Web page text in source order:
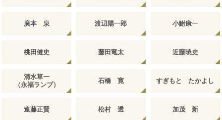
廣本 泉 渡辺陽一郎 小鮒康一
桃田健史 藤田竜太 近藤暁史
清水草一
（永福ランプ）
石橋 寛 すぎもと たかよし
遠藤正賢 松村 透 加茂 新